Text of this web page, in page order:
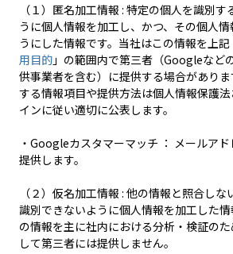
（１）匿名加工情報 : 特定の個人を識別
うに個人情報を加工し、かつ、その個人
うにした情報です。当社はこの情報を上記
用目的」の範囲内で第三者（Googleなど
供事業者を含む）に提供する場合があり
する情報項目や提供方法は個人情報保護
インに従い適切に公表します。
・Googleカスタマーマッチ ： メールア
提供します。
（２）仮名加工情報 : 他の情報と照合し
識別できないように個人情報を加工した
の情報を主に社内における分析・検証の
して第三者には提供しません。